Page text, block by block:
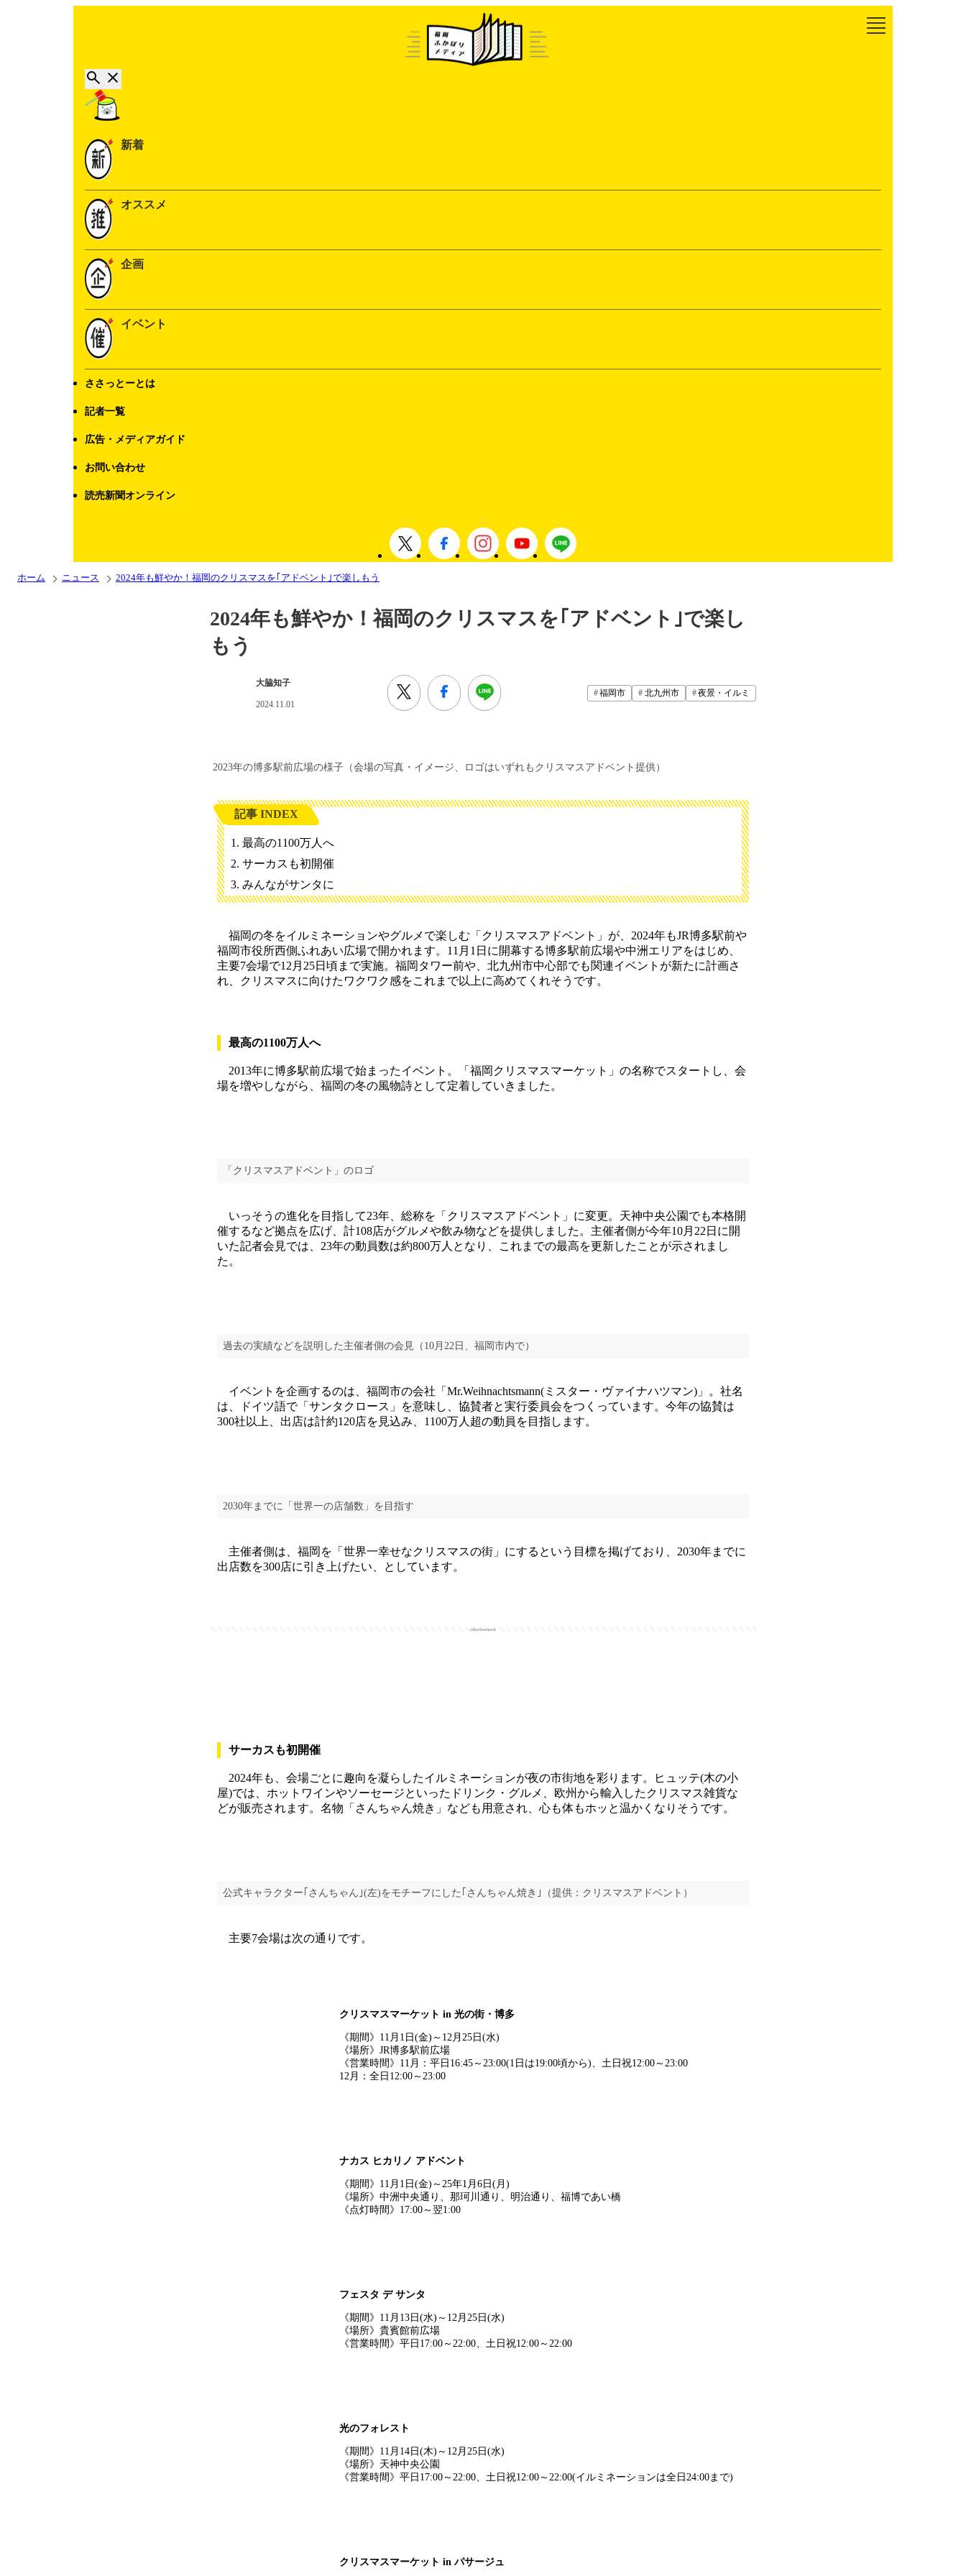
新着
オススメ
企画
イベント
ささっとーとは
記者一覧
広告・メディアガイド
お問い合わせ
読売新聞オンライン
ホーム ニュース 2024年も鮮やか！福岡のクリスマスを｢アドベント｣で楽しもう
2024年も鮮やか！福岡のクリスマスを｢アドベント｣で楽し
もう
大脇知子
2024.11.01
福岡市 北九州市 夜景・イルミ
2023年の博多駅前広場の様子（会場の写真・イメージ、ロゴはいずれもクリスマスアドベント提供）
記事 INDEX
最高の1100万人へ
サーカスも初開催
みんながサンタに
福岡の冬をイルミネーションやグルメで楽しむ「クリスマスアドベント」が、2024年もJR博多駅前や
福岡市役所西側ふれあい広場で開かれます。11月1日に開幕する博多駅前広場や中洲エリアをはじめ、
主要7会場で12月25日頃まで実施。福岡タワー前や、北九州市中心部でも関連イベントが新たに計画さ
れ、クリスマスに向けたワクワク感をこれまで以上に高めてくれそうです。
最高の1100万人へ
2013年に博多駅前広場で始まったイベント。「福岡クリスマスマーケット」の名称でスタートし、会
場を増やしながら、福岡の冬の風物詩として定着していきました。
「クリスマスアドベント」のロゴ
いっそうの進化を目指して23年、総称を「クリスマスアドベント」に変更。天神中央公園でも本格開
催するなど拠点を広げ、計108店がグルメや飲み物などを提供しました。主催者側が今年10月22日に開
いた記者会見では、23年の動員数は約800万人となり、これまでの最高を更新したことが示されまし
た。
過去の実績などを説明した主催者側の会見（10月22日、福岡市内で）
イベントを企画するのは、福岡市の会社「Mr.Weihnachtsmann(ミスター・ヴァイナハツマン)」。社名
は、ドイツ語で「サンタクロース」を意味し、協賛者と実行委員会をつくっています。今年の協賛は
300社以上、出店は計約120店を見込み、1100万人超の動員を目指します。
2030年までに「世界一の店舗数」を目指す
主催者側は、福岡を「世界一幸せなクリスマスの街」にするという目標を掲げており、2030年までに
出店数を300店に引き上げたい、としています。
advertisement
サーカスも初開催
2024年も、会場ごとに趣向を凝らしたイルミネーションが夜の市街地を彩ります。ヒュッテ(木の小
屋)では、ホットワインやソーセージといったドリンク・グルメ、欧州から輸入したクリスマス雑貨な
どが販売されます。名物「さんちゃん焼き」なども用意され、心も体もホッと温かくなりそうです。
公式キャラクター｢さんちゃん｣(左)をモチーフにした｢さんちゃん焼き｣（提供：クリスマスアドベント）
主要7会場は次の通りです。
クリスマスマーケット in 光の街・博多
《期間》11月1日(金)～12月25日(水)
《場所》JR博多駅前広場
《営業時間》11月：平日16:45～23:00(1日は19:00頃から)、土日祝12:00～23:00
12月：全日12:00～23:00
ナカス ヒカリノ アドベント
《期間》11月1日(金)～25年1月6日(月)
《場所》中洲中央通り、那珂川通り、明治通り、福博であい橋
《点灯時間》17:00～翌1:00
フェスタ デ サンタ
《期間》11月13日(水)～12月25日(水)
《場所》貴賓館前広場
《営業時間》平日17:00～22:00、土日祝12:00～22:00
光のフォレスト
《期間》11月14日(木)～12月25日(水)
《場所》天神中央公園
《営業時間》平日17:00～22:00、土日祝12:00～22:00(イルミネーションは全日24:00まで)
クリスマスマーケット in パサージュ